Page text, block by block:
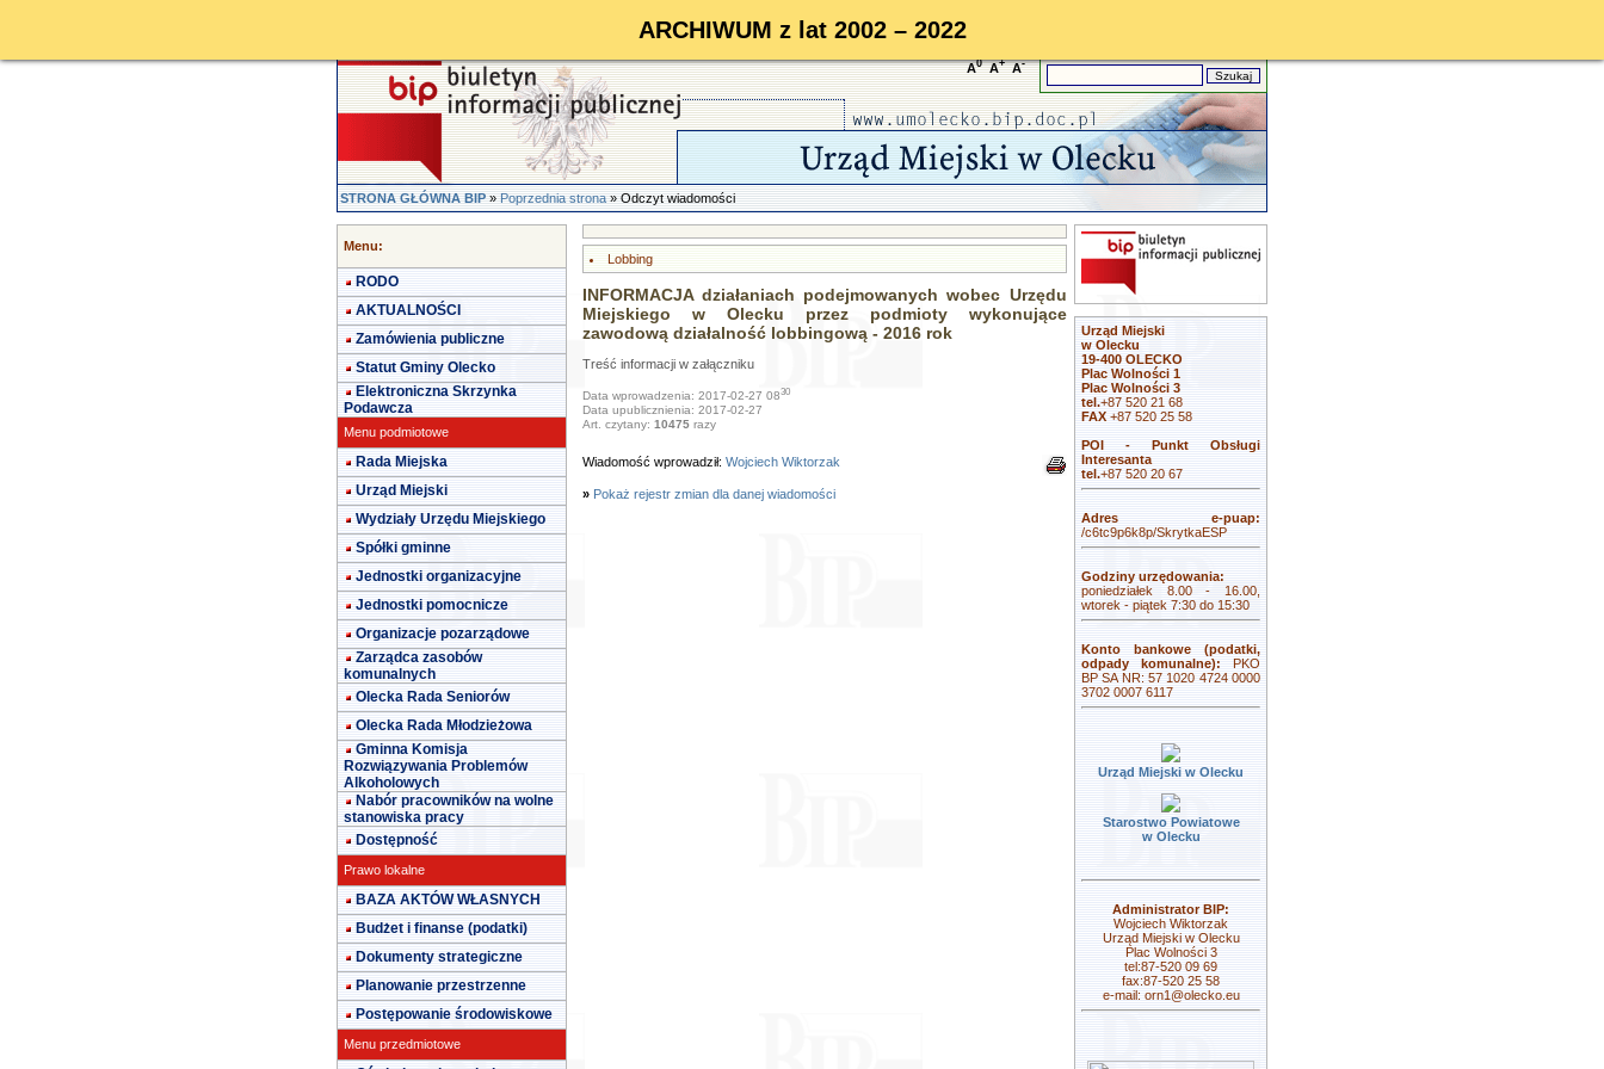
ARCHIWUM z lat 2002 – 2022
A0 A+ A-
STRONA GŁÓWNA BIP»Poprzednia strona» Odczyt wiadomości
Menu:
RODO
AKTUALNOŚCI
Zamówienia publiczne
Statut Gminy Olecko
Elektroniczna Skrzynka
Podawcza
Menu podmiotowe
Rada Miejska
Urząd Miejski
Wydziały Urzędu Miejskiego
Spółki gminne
Jednostki organizacyjne
Jednostki pomocnicze
Organizacje pozarządowe
Zarządca zasobów
komunalnych
Olecka Rada Seniorów
Olecka Rada Młodzieżowa
Gminna Komisja
Rozwiązywania Problemów
Alkoholowych
Nabór pracowników na wolne
stanowiska pracy
Dostępność
Prawo lokalne
BAZA AKTÓW WŁASNYCH
Budżet i finanse (podatki)
Dokumenty strategiczne
Planowanie przestrzenne
Postępowanie środowiskowe
Menu przedmiotowe
Lobbing
INFORMACJA działaniach podejmowanych wobec Urzędu
Miejskiego w Olecku przez podmioty wykonujące
zawodową działalność lobbingową - 2016 rok
Treść informacji w załączniku
Data wprowadzenia: 2017-02-27 0830
Data upublicznienia: 2017-02-27
Art. czytany: 10475razy
Wiadomość wprowadził: Wojciech Wiktorzak
» Pokaż rejestr zmian dla danej wiadomości
Urząd Miejski
w Olecku
19-400 OLECKO
Plac Wolności 1
Plac Wolności 3
tel.+87 520 21 68
FAX +87 520 25 58
POI - Punkt Obsługi
Interesanta
tel.+87 520 20 67
Adres e-puap:
/c6tc9p6k8p/SkrytkaESP
Godziny urzędowania:
poniedziałek 8.00 - 16.00,
wtorek - piątek 7:30 do 15:30
Konto bankowe (podatki,
odpady komunalne): PKO
BP SA NR: 57 1020 4724 0000
3702 0007 6117
Urząd Miejski w Olecku
Starostwo Powiatowe
w Olecku
Administrator BIP:
Wojciech Wiktorzak
Urząd Miejski w Olecku
Plac Wolności 3
tel:87-520 09 69
fax:87-520 25 58
e-mail: orn1@olecko.eu